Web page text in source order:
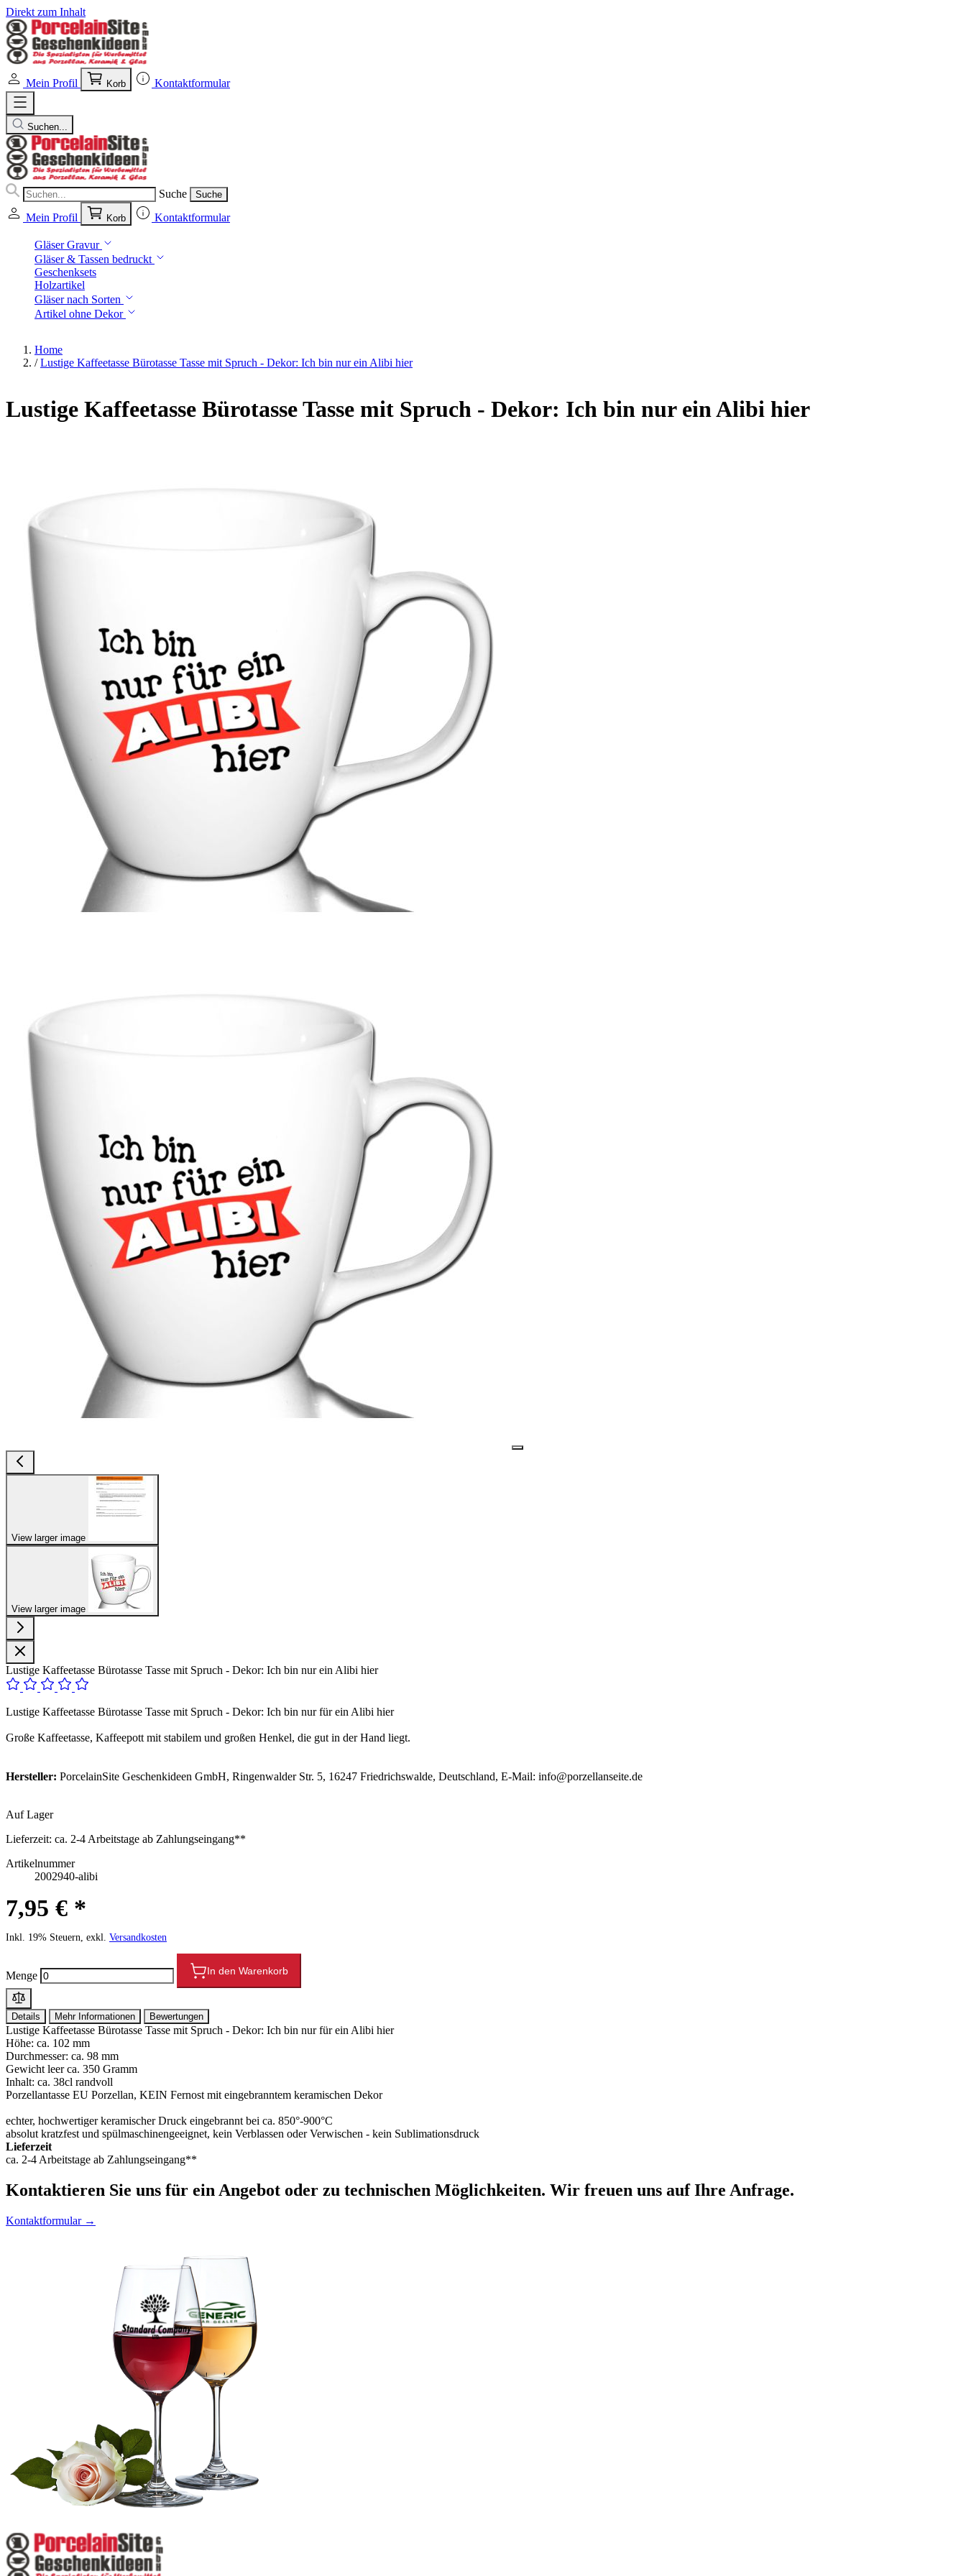
Direkt zum Inhalt
Mein Profil Korb Kontaktformular
Suchen...
Suche Suche
Mein Profil Korb Kontaktformular
Gläser Gravur
Gläser & Tassen bedruckt
Geschenksets
Holzartikel
Gläser nach Sorten
Artikel ohne Dekor
Home
/ Lustige Kaffeetasse Bürotasse Tasse mit Spruch - Dekor: Ich bin nur ein Alibi hier
Lustige Kaffeetasse Bürotasse Tasse mit Spruch - Dekor: Ich bin nur ein Alibi hier
View larger image
View larger image
Lustige Kaffeetasse Bürotasse Tasse mit Spruch - Dekor: Ich bin nur ein Alibi hier
Lustige Kaffeetasse Bürotasse Tasse mit Spruch - Dekor: Ich bin nur für ein Alibi hier
Große Kaffeetasse, Kaffeepott mit stabilem und großen Henkel, die gut in der Hand liegt.
Hersteller: PorcelainSite Geschenkideen GmbH, Ringenwalder Str. 5, 16247 Friedrichswalde, Deutschland, E-Mail: info@porzellanseite.de
Auf Lager
Lieferzeit: ca. 2-4 Arbeitstage ab Zahlungseingang**
Artikelnummer
2002940-alibi
7,95 € *
Inkl. 19% Steuern, exkl. Versandkosten
Menge In den Warenkorb
Details Mehr Informationen Bewertungen
Lustige Kaffeetasse Bürotasse Tasse mit Spruch - Dekor: Ich bin nur für ein Alibi hier
Höhe: ca. 102 mm
Durchmesser: ca. 98 mm
Gewicht leer ca. 350 Gramm
Inhalt: ca. 38cl randvoll
Porzellantasse EU Porzellan, KEIN Fernost mit eingebranntem keramischen Dekor
echter, hochwertiger keramischer Druck eingebrannt bei ca. 850°-900°C
absolut kratzfest und spülmaschinengeeignet, kein Verblassen oder Verwischen - kein Sublimationsdruck
Lieferzeit
ca. 2-4 Arbeitstage ab Zahlungseingang**
Kontaktieren Sie uns für ein Angebot oder zu technischen Möglichkeiten. Wir freuen uns auf Ihre Anfrage.
Kontaktformular →